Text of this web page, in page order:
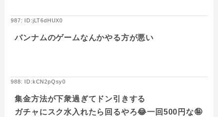
987: ID:jLT6dHUX0
バンナムのゲームなんかやる方が悪い
988: ID:kCN2pQsy0
集金方法が下衆過ぎてドン引きする
ガチャにスク水入れたら回るやろ😂一回500円な🤪